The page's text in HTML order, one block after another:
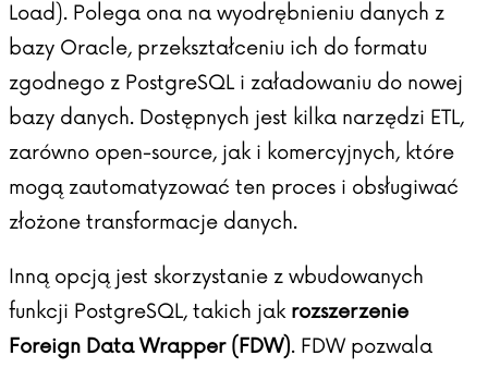
Load). Polega ona na wyodrębnieniu danych z
bazy Oracle, przekształceniu ich do formatu
zgodnego z PostgreSQL i załadowaniu do nowej
bazy danych. Dostępnych jest kilka narzędzi ETL,
zarówno open-source, jak i komercyjnych, które
mogą zautomatyzować ten proces i obsługiwać
złożone transformacje danych.
Inną opcją jest skorzystanie z wbudowanych
funkcji PostgreSQL, takich jak rozszerzenie
Foreign Data Wrapper (FDW). FDW pozwala